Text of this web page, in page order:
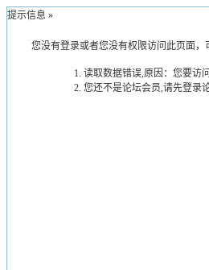
提示信息 »
您没有登录或者您没有权限访问此页面，
读取数据错误,原因：您要访
您还不是论坛会员,请先登录